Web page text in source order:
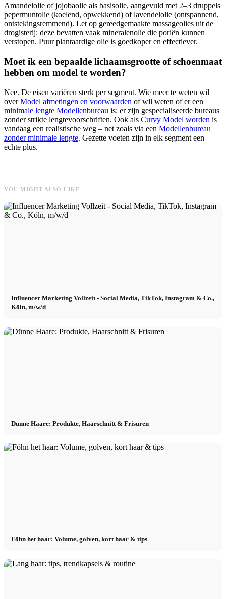
Amandelolie of jojobaolie als basisolie, aangevuld met 2–3 druppels
pepermuntolie (koelend, opwekkend) of lavendelolie (ontspannend,
ontstekingsremmend). Let op gereedgemaakte massageolies uit de
drogisterij: deze bevatten vaak mineralenolie die poriën kunnen
verstopen. Puur plantaardige olie is goedkoper en effectiever.
Moet ik een bepaalde lichaamsgrootte of schoenmaat
hebben om model te worden?
Nee. De eisen variëren sterk per segment. Wie meer te weten wil
overModel afmetingen en voorwaarden of wil weten of er een
minimale lengte Modellenbureau is: er zijn gespecialiseerde bureaus
zonder strikte lengtevoorschriften. Ook als Curvy Model worden is
vandaag een realistische weg – net zoals via een Modellenbureau
zonder minimale lengte. Gezette voeten zijn in elk segment een
echte plus.
YOU MIGHT ALSO LIKE
Influencer Marketing Vollzeit - Social Media, TikTok, Instagram & Co.,
Köln, m/w/d
Dünne Haare: Produkte, Haarschnitt & Frisuren
Föhn het haar: Volume, golven, kort haar & tips